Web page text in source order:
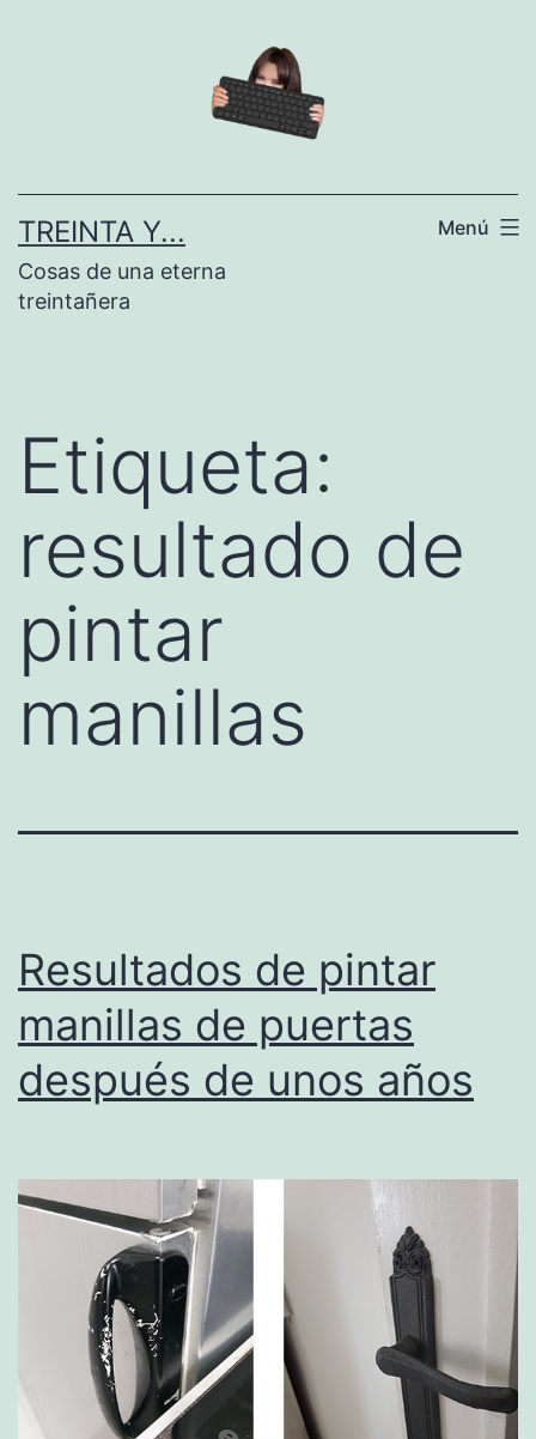
TREINTA Y...
Cosas de una eterna
treintañera
Menú
Etiqueta:
resultado de
pintar
manillas
Resultados de pintar
manillas de puertas
después de unos años